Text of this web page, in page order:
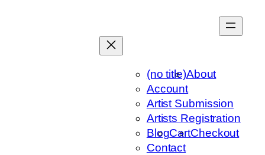
(no title)About
Account
Artist Submission
Artists Registration
BlogCartCheckout
Contact